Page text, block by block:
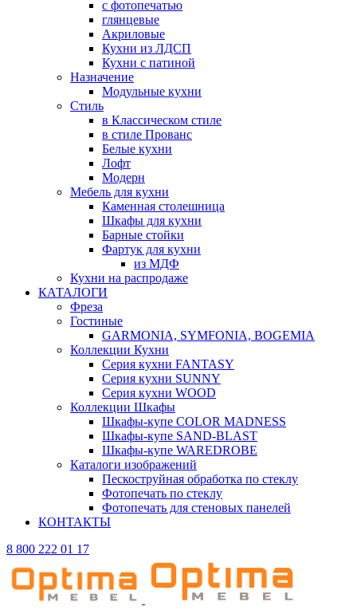
с фотопечатью
глянцевые
Акриловые
Кухни из ЛДСП
Кухни с патиной
Назначение
Модульные кухни
Стиль
в Классическом стиле
в стиле Прованс
Белые кухни
Лофт
Модерн
Мебель для кухни
Каменная столешница
Шкафы для кухни
Барные стойки
Фартук для кухни
из МДФ
Кухни на распродаже
КАТАЛОГИ
Фреза
Гостиные
GARMONIA, SYMFONIA, BOGEMIA
Коллекции Кухни
Серия кухни FANTASY
Серия кухни SUNNY
Серия кухни WOOD
Коллекции Шкафы
Шкафы-купе COLOR MADNESS
Шкафы-купе SAND-BLAST
Шкафы-купе WAREDROBE
Каталоги изображений
Пескоструйная обработка по стеклу
Фотопечать по стеклу
Фотопечать для стеновых панелей
КОНТАКТЫ
8 800 222 01 17